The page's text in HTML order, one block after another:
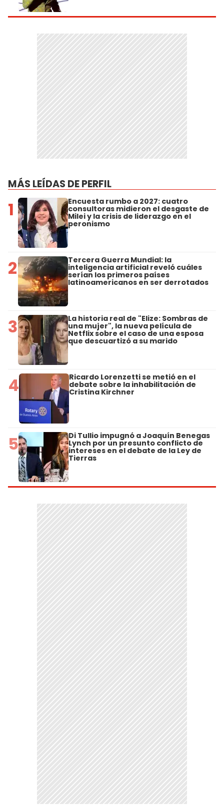
MÁS LEÍDAS DE PERFIL
1 Encuesta rumbo a 2027: cuatro
consultoras midieron el desgaste de
Milei y la crisis de liderazgo en el
peronismo
2 Tercera Guerra Mundial: la
inteligencia artificial reveló cuáles
serían los primeros países
latinoamericanos en ser derrotados
3 La historia real de "Elize: Sombras de
una mujer", la nueva película de
Netflix sobre el caso de una esposa
que descuartizó a su marido
4 Ricardo Lorenzetti se metió en el
debate sobre la inhabilitación de
Cristina Kirchner
5 Di Tullio impugnó a Joaquín Benegas
Lynch por un presunto conflicto de
intereses en el debate de la Ley de
Tierras